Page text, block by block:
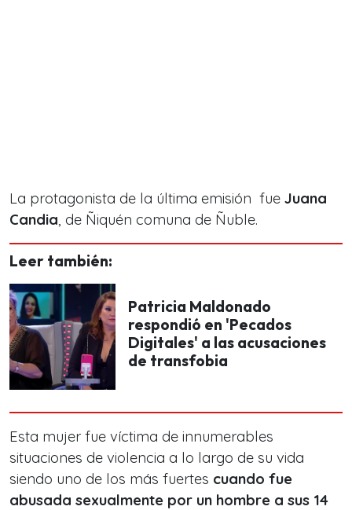
La protagonista de la última emisión fue Juana
Candia, de Ñiquén comuna de Ñuble.
Leer también:
Patricia Maldonado
respondió en 'Pecados
Digitales' a las acusaciones
de transfobia
Esta mujer fue víctima de innumerables
situaciones de violencia a lo largo de su vida
siendo uno de los más fuertes cuando fue
abusada sexualmente por un hombre a sus 14